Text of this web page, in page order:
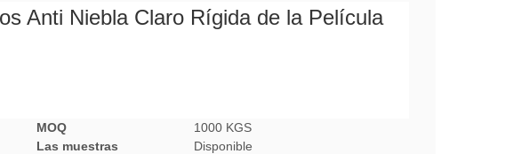
Anti Niebla Claro Rígida de la Película
MOQ
1000 KGS
Las muestras
Disponible